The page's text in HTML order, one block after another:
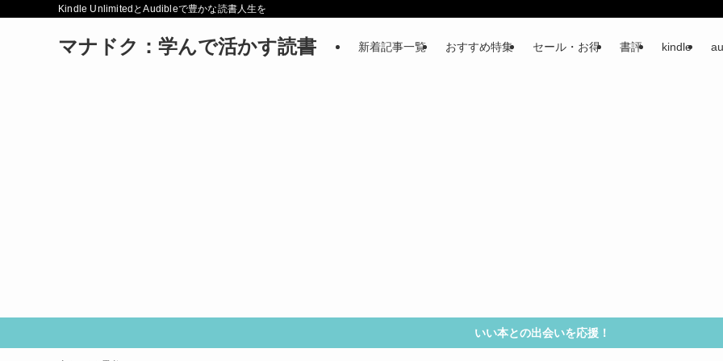
Kindle UnlimitedとAudibleで豊かな読書人生を
マナドク：学んで活かす読書 新着記事一覧 おすすめ特集 セール・お得 書評 kindle
いい本との出会いを応援！